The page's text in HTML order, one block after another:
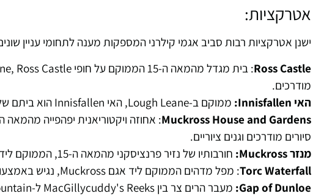
אטרקציות:
ישנן אטרקציות רבות סביב אגמי קילרני המספקות מענה לתחומי עניין
Ross Castle
מודרכים.
האי Innisfallen:
ממוקם ב-Lough Leane, האי Innisfallen הוא ביתם של ההריסות העתיקות של מנזר Innisfallen, שראשיתו במאה ה-7.
Muckross House and Gardens
סיורים מודרכים וגנים ציוריים.
מנזר Muckross:
חורבותיו של נזיר פרנציסקני מהמאה ה-15, הממוקם ליד אגם Muckross.
Torc Waterfall: מפל מדהים הממוקם ליד אגם Muckross, נגיש באמצעות טיול רגלי קצר מהכביש הראשי.
Gap of Dunloe: מעבר הרים צר בין MacGillycuddy's Reeks ל-Purple Mountain, המציע נופים עוצרי נשימה והזדמנויות טיול.